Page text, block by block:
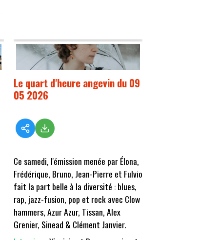
Le quart d'heure angevin du 09
05 2026
Ce samedi, l'émission menée par Élona,
Frédérique, Bruno, Jean-Pierre et Fulvio
fait la part belle à la diversité : blues,
rap, jazz-fusion, pop et rock avec Clow
hammers, Azur Azur, Tissan, Alex
Grenier, Sinead & Clément Janvier.